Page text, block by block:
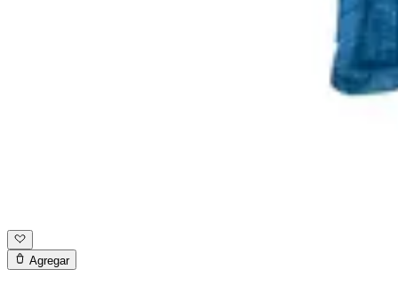
Agregar